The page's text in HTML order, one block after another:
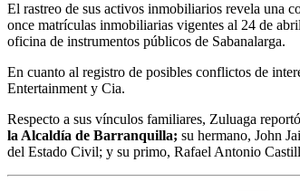
El rastreo de sus activos inmobiliarios revela una
once matrículas inmobiliarias vigentes al 24 de
oficina de instrumentos públicos de Sabanalarga.
En cuanto al registro de posibles conflictos de
Entertainment y Cia.
Respecto a sus vínculos familiares, Zuluaga
la Alcaldía de Barranquilla; su hermano, John
del Estado Civil; y su primo, Rafael Antonio